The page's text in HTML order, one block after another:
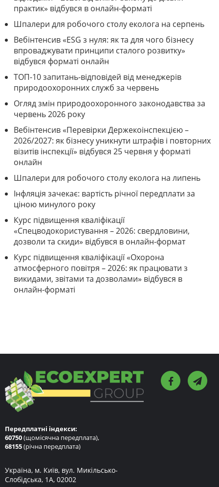
практик» відбувся в онлайн-форматі
Шпалери для робочого столу еколога на серпень
Вебінтенсив «ESG з нуля: як та для чого бізнесу
впроваджувати принципи сталого розвитку»
відбувся форматі онлайн
ТОП-10 запитань-відповідей від менеджерів
природоохоронних служб за червень
Огляд змін природоохоронного законодавства за
червень 2026 року
Вебінтенсив «Перевірки Держекоінспекцією –
2026/2027: як бізнесу уникнути штрафів і повторних
візитів інспекції» відбувся 25 червня у форматі
онлайн
Шпалери для робочого столу еколога на липень
Інфляція зачекає: вартість річної передплати за
ціною минулого року
Курс підвищення кваліфікації
«Спецводокористування – 2026: свердловини,
дозволи та скиди» відбувся в онлайн-формат
Курс підвищення кваліфікації «Охорона
атмосферного повітря – 2026: як працювати з
викидами, звітами та дозволами» відбувся в
онлайн-форматі
Передплатні індекси:
60750(щомісячна передплата),
68155(річна передплата)
Україна, м. Київ, вул. Микільсько-
Слобідська, 1А, 02002